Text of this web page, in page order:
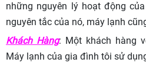
những nguyên lý hoạt động
nguyên tắc của nó, máy lạnh
Khách Hàng: Một khách hàng
Máy lạnh của gia đình tôi sử